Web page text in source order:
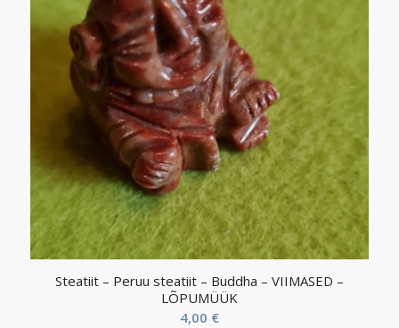
Steatiit – Peruu steatiit – Buddha – VIIMASED –
LÕPUMÜÜK
4,00 €